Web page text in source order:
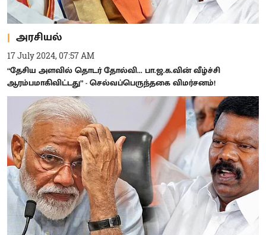
அரசியல்
17 July 2024, 07:57 AM
“தேசிய அளவில் தொடர் தோல்வி... பா.ஜ.க.வின் வீழ்ச்சி
ஆரம்பமாகிவிட்டது” - செல்வப்பெருந்தகை விமர்சனம்!